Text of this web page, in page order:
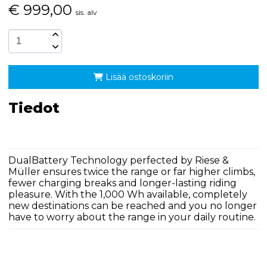
€ 999,00 sis. alv
Lisää ostoskoriin
Tiedot
DualBattery Technology perfected by Riese &
Müller ensures twice the range or far higher climbs,
fewer charging breaks and longer-lasting riding
pleasure. With the 1,000 Wh available, completely
new destinations can be reached and you no longer
have to worry about the range in your daily routine.